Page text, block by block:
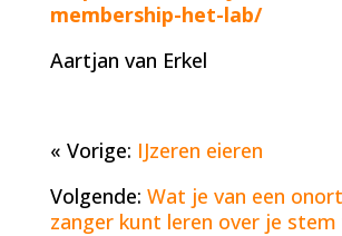
membership-het-lab/
Aartjan van Erkel
« Vorige: IJzeren eieren
Volgende: Wat je van een
zanger kunt leren over je stem